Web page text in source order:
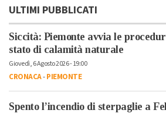
ULTIMI PUBBLICATI
Siccità: Piemonte avvia le
stato di calamità naturale
Giovedì, 6 Agosto 2026 - 19:00
CRONACA-PIEMONTE
Spento l’incendio di sterpaglie a